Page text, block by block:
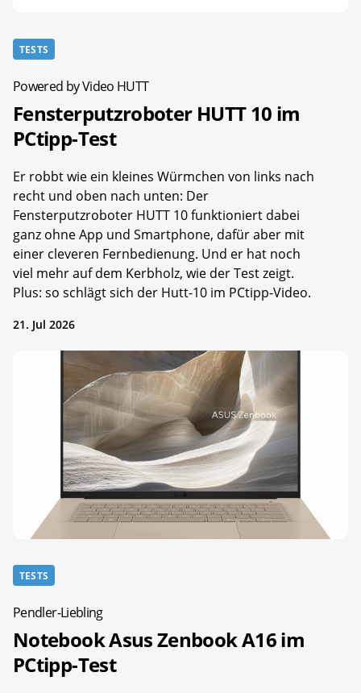
TESTS
Powered by Video HUTT
Fensterputzroboter HUTT 10 im
PCtipp-Test
Er robbt wie ein kleines Würmchen von links nach
recht und oben nach unten: Der
Fensterputzroboter HUTT 10 funktioniert dabei
ganz ohne App und Smartphone, dafür aber mit
einer cleveren Fernbedienung. Und er hat noch
viel mehr auf dem Kerbholz, wie der Test zeigt.
Plus: so schlägt sich der Hutt-10 im PCtipp-Video.
21. Jul 2026
TESTS
Pendler-Liebling
Notebook Asus Zenbook A16 im
PCtipp-Test